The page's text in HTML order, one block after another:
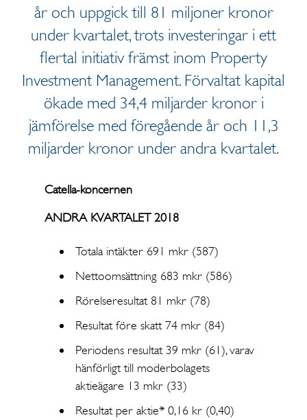
år och uppgick till 81 miljoner kronor
under kvartalet, trots investeringar i ett
flertal initiativ främst inom Property
Investment Management. Förvaltat kapital
ökade med 34,4 miljarder kronor i
jämförelse med föregående år och 11,3
miljarder kronor under andra kvartalet.
Catella-koncernen
ANDRA KVARTALET 2018
Totala intäkter 691 mkr (587)
Nettoomsättning 683 mkr (586)
Rörelseresultat 81 mkr (78)
Resultat före skatt 74 mkr (84)
Periodens resultat 39 mkr (61), varav
hänförligt till moderbolagets
aktieägare 13 mkr (33)
Resultat per aktie* 0,16 kr (0,40)